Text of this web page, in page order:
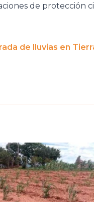
de protección
de lluvias en